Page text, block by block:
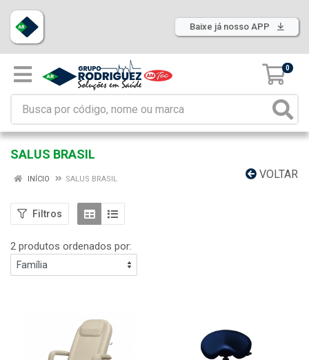
Baixe já nosso APP
0
SALUS BRASIL
VOLTAR
INÍCIO SALUS BRASIL
Filtros
2 produtos ordenados por: